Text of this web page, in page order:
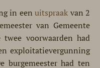
in een uitspraak van 2
van Gemeente
voorwaarden had
exploitatievergunning
burgemeester had ten